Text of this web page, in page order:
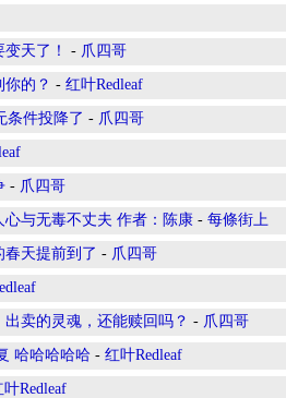
天了！ - 爪四哥
的？ - 红叶Redleaf
条件投降了 - 爪四哥
- 爪四哥
与无毒不丈夫 作者：陈康 - 每條街上
天提前到了 - 爪四哥
卖的灵魂，还能赎回吗？ - 爪四哥
哈哈哈哈哈 - 红叶Redleaf
叶Redleaf